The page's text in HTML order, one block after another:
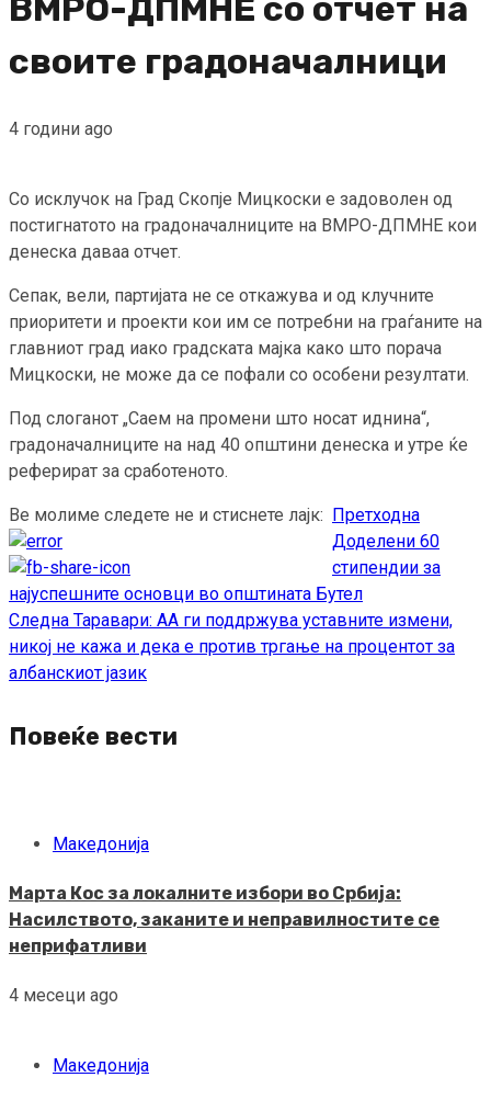
своите градоначалници
4 години ago
Со исклучок на Град Скопје Мицкоски е задоволен од
постигнатото на градоначалниците на ВМРО-ДПМНЕ кои
денеска даваа отчет.
Сепак, вели, партијата не се откажува и од клучните
приоритети и проекти кои им се потребни на граѓаните на
главниот град иако градската мајка како што порача
Мицкоски, не може да се пофали со особени резултати.
Под слоганот „Саем на промени што носат иднина“,
градоначалниците на над 40 општини денеска и утре ќе
реферират за сработеното.
Ве молиме следете не и стиснете лајк:
Continue
Reading
Претходна
Доделени 60
стипендии за
најуспешните основци во општината Бутел
Следна Таравари: АА ги поддржува уставните измени,
никој не кажа и дека е против тргање на процентот за
албанскиот јазик
Повеќе вести
Македонија
Марта Кос за локалните избори во Србија:
Насилството, заканите и неправилностите се
неприфатливи
4 месеци ago
Македонија